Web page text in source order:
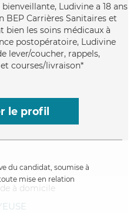
Ludivine a 18 ans
BEP Carrières Sanitaires et
bien les soins médicaux à
postopératoire, Ludivine
lever/coucher, rappels,
courses/livraison*
le profil
du candidat, soumise à
mise en relation